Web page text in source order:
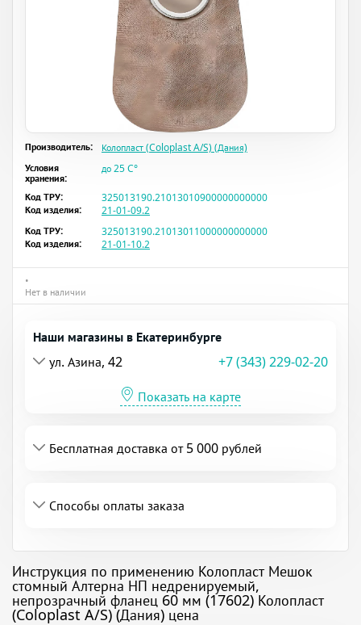
Производитель:
Колопласт (Coloplast A/S) (Дания)
Условия
хранения:
до 25 C°
Код ТРУ:
325013190.21013010900000000000
Код изделия:
21-01-09.2
Код ТРУ:
325013190.21013011000000000000
Код изделия:
21-01-10.2
•
Нет в наличии
Наши магазины в Екатеринбурге
ул. Азина, 42
+7 (343) 229-02-20
Показать на карте
Бесплатная доставка от 5 000 рублей
Способы оплаты заказа
Инструкция по применению Колопласт Мешок
стомный Алтерна НП недренируемый,
непрозрачный фланец 60 мм (17602) Колопласт
(Coloplast A/S) (Дания) цена